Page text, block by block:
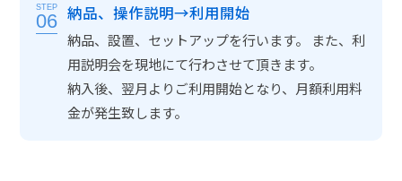
STEP
06 納品、操作説明→利用開始
納品、設置、セットアップを行います。 また、利
用説明会を現地にて行わさせて頂きます。
納入後、翌月よりご利用開始となり、月額利用料
金が発生致します。